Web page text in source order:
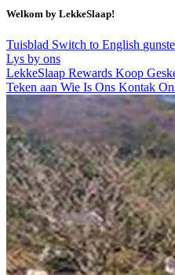
Welkom by LekkeSlaap!
Tuisblad Switch to English
Lys by ons
LekkeSlaap Rewards Koop
Teken aan Wie Is Ons Kontak